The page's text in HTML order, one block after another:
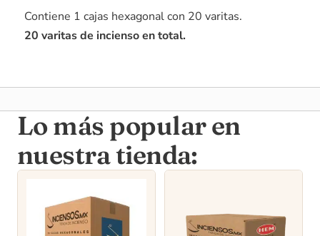
Contiene 1 cajas hexagonal con 20 varitas.
20 varitas de incienso en total.
Lo más popular en
nuestra tienda: